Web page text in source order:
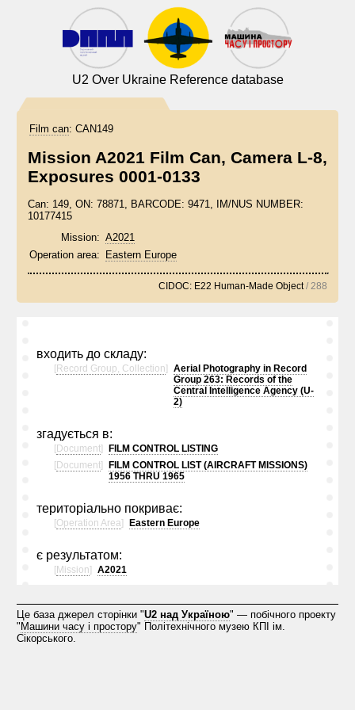
U2 Over Ukraine Reference database
Film can: CAN149
Mission A2021 Film Can, Camera L-8,
Exposures 0001-0133
Can: 149, ON: 78871, BARCODE: 9471, IM/NUS NUMBER:
10177415
Mission: A2021
Operation area:
Eastern Europe
CIDOC: E22 Human-Made Object/ 288
входить до складу:
[Record Group, Collection]
Aerial Photography in Record
Group 263: Records of the
Central Intelligence Agency (U-
2)
згадується в:
[Document]
FILM CONTROL LISTING
[Document]
FILM CONTROL LIST (AIRCRAFT MISSIONS)
1956 THRU 1965
територіально покриває:
[Operation Area] Eastern Europe
є результатом:
[Mission] A2021
Це база джерел сторінки "U2 над Україною" — побічного проекту
" Машини часу і простору" Політехнічного музею КПІ ім.
Сікорського.